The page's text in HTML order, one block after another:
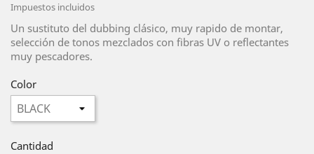
Impuestos incluidos
Un sustituto del dubbing clásico, muy rapido de montar,
selección de tonos mezclados con fibras UV o reflectantes
muy pescadores.
Color
Cantidad